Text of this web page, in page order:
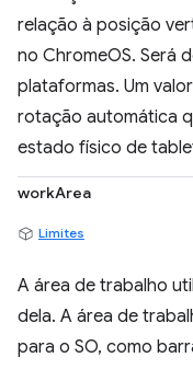
relação à posição
no ChromeOS. Será
plataformas. Um
rotação automática
estado físico de
workArea
Limites
A área de trabalho
dela. A área de
para o SO, como